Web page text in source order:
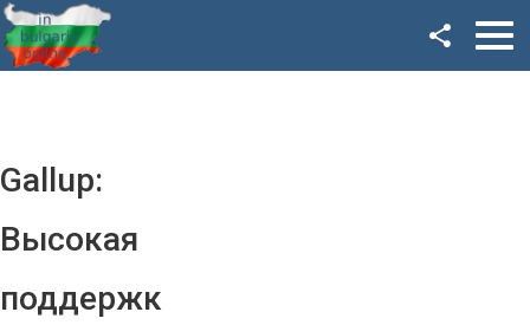
Gallup:
Высокая
поддержк